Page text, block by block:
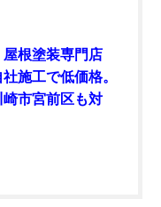
根塗装専門店
施工で低価格。
市宮前区も対